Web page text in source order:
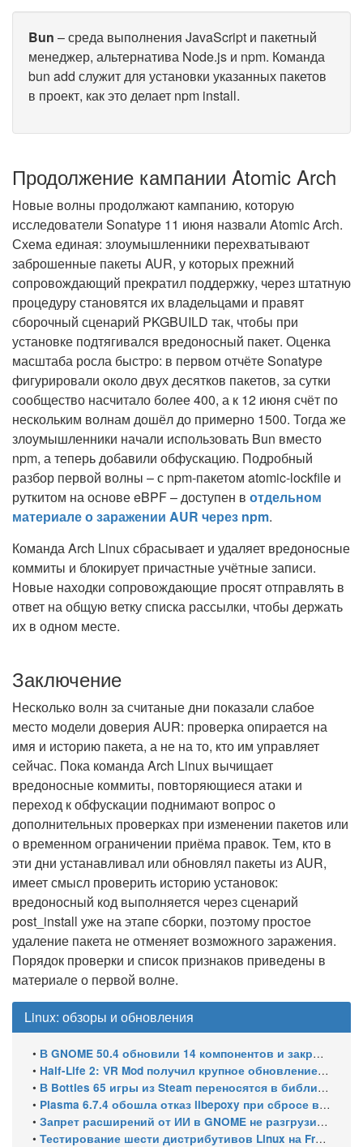
Bun – среда выполнения JavaScript и пакетный
менеджер, альтернатива Node.js и npm. Команда
bun add служит для установки указанных пакетов
в проект, как это делает npm install.
Продолжение кампании Atomic Arch
Новые волны продолжают кампанию, которую
исследователи Sonatype 11 июня назвали Atomic Arch.
Схема единая: злоумышленники перехватывают
заброшенные пакеты AUR, у которых прежний
сопровождающий прекратил поддержку, через штатную
процедуру становятся их владельцами и правят
сборочный сценарий PKGBUILD так, чтобы при
установке подтягивался вредоносный пакет. Оценка
масштаба росла быстро: в первом отчёте Sonatype
фигурировали около двух десятков пакетов, за сутки
сообщество насчитало более 400, а к 12 июня счёт по
нескольким волнам дошёл до примерно 1500. Тогда же
злоумышленники начали использовать Bun вместо
npm, а теперь добавили обфускацию. Подробный
разбор первой волны – с npm-пакетом atomic-lockfile и
руткитом на основе eBPF – доступен в отдельном
материале о заражении AUR через npm.
Команда Arch Linux сбрасывает и удаляет вредоносные
коммиты и блокирует причастные учётные записи.
Новые находки сопровождающие просят отправлять в
ответ на общую ветку списка рассылки, чтобы держать
их в одном месте.
Заключение
Несколько волн за считаные дни показали слабое
место модели доверия AUR: проверка опирается на
имя и историю пакета, а не на то, кто им управляет
сейчас. Пока команда Arch Linux вычищает
вредоносные коммиты, повторяющиеся атаки и
переход к обфускации поднимают вопрос о
дополнительных проверках при изменении пакетов или
о временном ограничении приёма правок. Тем, кто в
эти дни устанавливал или обновлял пакеты из AUR,
имеет смысл проверить историю установок:
вредоносный код выполняется через сценарий
post_install уже на этапе сборки, поэтому простое
удаление пакета не отменяет возможного заражения.
Порядок проверки и список признаков приведены в
материале о первой волне.
Linux: обзоры и обновления
• В GNOME 50.4 обновили 14 компонентов и закрыли уязвимости GDM
• Half-Life 2: VR Mod получил крупное обновление и статус Steam Frame Verified
• В Bottles 65 игры из Steam переносятся в библиотеку автоматически
• Plasma 6.7.4 обошла отказ libepoxy при сбросе видеокарты
• Запрет расширений от ИИ в GNOME не разгрузил очередь за 8 месяцев
• Тестирование шести дистрибутивов Linux на Framework Laptop 13 Pro